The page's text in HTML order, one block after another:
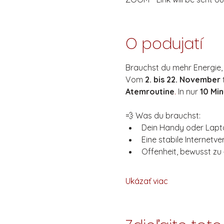
O podujatí
Brauchst du mehr
Vom 2. bis 22. November
Atemroutine. In nur 10
💨 Was du brauchst:
Dein Handy oder
Eine stabile
Offenheit, bewusst
Ukázať viac